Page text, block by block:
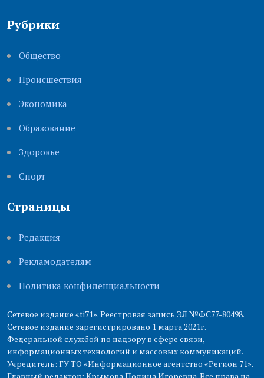
Рубрики
Общество
Происшествия
Экономика
Образование
Здоровье
Cпорт
Страницы
Редакция
Рекламодателям
Политика конфиденциальности
Сетевое издание «ti71». Реестровая запись ЭЛ №ФС77-80498.
Сетевое издание зарегистрировано 1 марта 2021г.
Федеральной службой по надзору в сфере связи,
информационных технологий и массовых коммуникаций.
Учредитель: ГУ ТО «Информационное агентство «Регион 71».